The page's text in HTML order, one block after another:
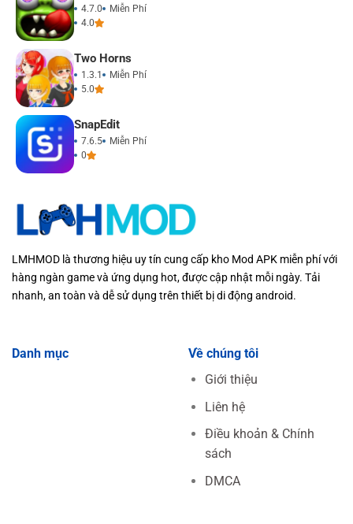
4.7.0
Miễn Phí
4.0
Two Horns
1.3.1
Miễn Phí
5.0
SnapEdit
7.6.5
Miễn Phí
0
LMHMOD là thương hiệu uy tín cung cấp kho Mod APK miễn phí với
hàng ngàn game và ứng dụng hot, được cập nhật mỗi ngày. Tải
nhanh, an toàn và dễ sử dụng trên thiết bị di động android.
Danh mục
Về chúng tôi
Giới thiệu
Liên hệ
Điều khoản & Chính
sách
DMCA